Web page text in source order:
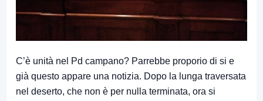
C’è unità nel Pd campano? Parrebbe proporio di si e
già questo appare una notizia. Dopo la lunga traversata
nel deserto, che non è per nulla terminata, ora si